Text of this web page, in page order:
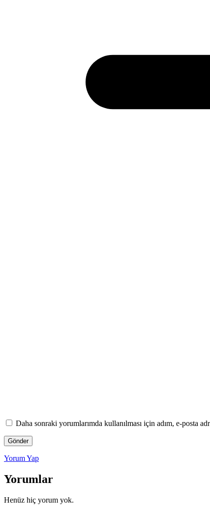
Daha sonraki yorumlarımda kullanılması için adım, e-posta
Yorum Yap
Yorumlar
Henüz hiç yorum yok.